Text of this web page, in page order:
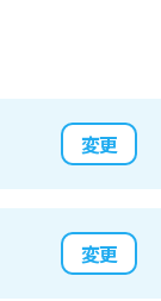
変更
変更